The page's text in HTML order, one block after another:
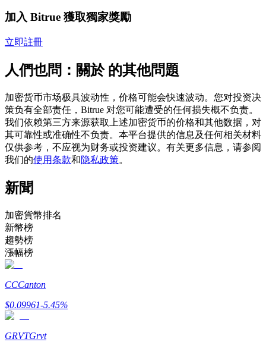
跟單
與頂尖交易專家同行
成為跟單交易員
加入 Bitrue 獲取獨家獎勵
立即註冊
人們也問：關於 的其他問題
加密货币市场极具波动性，价格可能会快速波动。您对投资决
策负有全部责任，Bitrue 对您可能遭受的任何损失概不负责。
我们依赖第三方来源获取上述加密货币的价格和其他数据，对
其可靠性或准确性不负责。本平台提供的信息及任何相关材料
仅供参考，不应视为财务或投资建议。有关更多信息，请参阅
我们的使用条款和隐私政策。
新聞
加密貨幣排名
新幣榜
趨勢榜
漲幅榜
CCCanton
$0.09961-5.45%
GRVTGrvt